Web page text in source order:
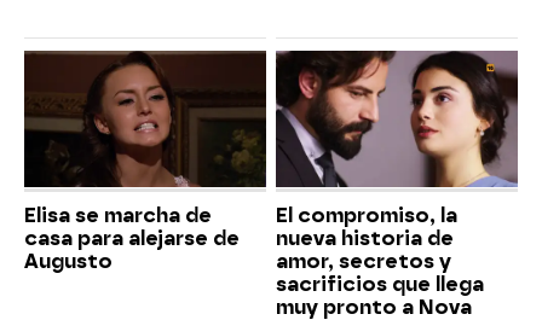
Elisa se marcha de
casa para alejarse de
Augusto
El compromiso, la
nueva historia de
amor, secretos y
sacrificios que llega
muy pronto a Nova